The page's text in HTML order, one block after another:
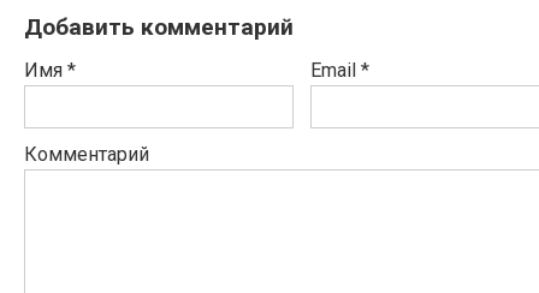
Добавить комментарий
Имя * Email *
Комментарий